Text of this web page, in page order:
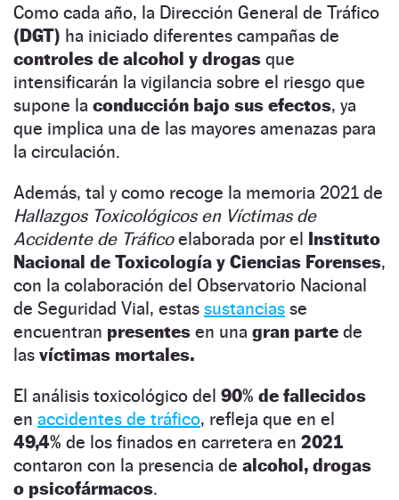
Como cada año, la Dirección General de Tráfico
(DGT) ha iniciado diferentes campañas de
controles de alcohol y drogas que
intensificarán la vigilancia sobre el riesgo que
supone la conducción bajo sus efectos, ya
que implica una de las mayores amenazas para
la circulación.
Además, tal y como recoge la memoria 2021 de
Hallazgos Toxicológicos en Víctimas de
Accidente de Tráficoelaborada por el Instituto
Nacional de Toxicología y Ciencias Forenses,
con la colaboración del Observatorio Nacional
de Seguridad Vial, estas sustancias se
encuentran presentes en una gran parte de
las víctimas mortales.
El análisis toxicológico del 90% de fallecidos
en accidentes de tráfico, refleja que en el
49,4% de los finados en carretera en 2021
contaron con la presencia de alcohol, drogas
o psicofármacos.